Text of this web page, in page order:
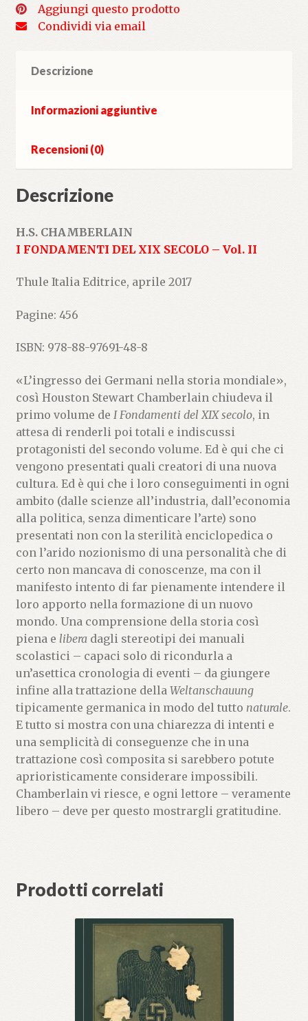
Aggiungi questo prodotto
Condividi via email
Descrizione
Informazioni aggiuntive
Recensioni (0)
Descrizione
H.S. CHAMBERLAIN
I FONDAMENTI DEL XIX SECOLO – Vol. II
Thule Italia Editrice, aprile 2017
Pagine: 456
ISBN: 978-88-97691-48-8
«L’ingresso dei Germani nella storia mondiale»,
così Houston Stewart Chamberlain chiudeva il
primo volume de I Fondamenti del XIX secolo, in
attesa di renderli poi totali e indiscussi
protagonisti del secondo volume. Ed è qui che ci
vengono presentati quali creatori di una nuova
cultura. Ed è qui che i loro conseguimenti in ogni
ambito (dalle scienze all’industria, dall’economia
alla politica, senza dimenticare l’arte) sono
presentati non con la sterilità enciclopedica o
con l’arido nozionismo di una personalità che di
certo non mancava di conoscenze, ma con il
manifesto intento di far pienamente intendere il
loro apporto nella formazione di un nuovo
mondo. Una comprensione della storia così
piena e liberadagli stereotipi dei manuali
scolastici – capaci solo di ricondurla a
un’asettica cronologia di eventi – da giungere
infine alla trattazione della Weltanschauung
tipicamente germanica in modo del tutto naturale.
E tutto si mostra con una chiarezza di intenti e
una semplicità di conseguenze che in una
trattazione così composita si sarebbero potute
aprioristicamente considerare impossibili.
Chamberlain vi riesce, e ogni lettore – veramente
libero – deve per questo mostrargli gratitudine.
Prodotti correlati